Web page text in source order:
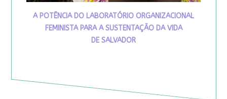
A POTÊNCIA DO LABORATÓRIO ORGANIZACIONAL
FEMINISTA PARA A SUSTENTAÇÃO DA VIDA
DE SALVADOR